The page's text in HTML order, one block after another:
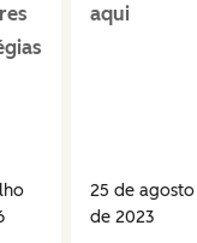
aqui
25 de agosto
de 2023